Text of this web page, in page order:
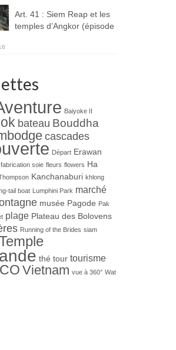
Art. 41 : Siem Reap et les
temples d’Angkor (épisode
Baiyoke II
bateau Bouddha
cascades
Départ Erawan
fabrication soie fleurs flowers Ha
Kanchanaburi khlong
tail boat Lumphini Park marché
musée Pagode Pak
plage Plateau des Bolovens
Running of the Brides siam
thé tour tourisme
Vietnam vue à 360° Wat